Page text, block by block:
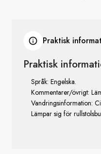
Praktisk
Praktisk
Språk: Engelska.
Kommentarer/övrigt:
Vandringsinformation:
Lämpar sig för